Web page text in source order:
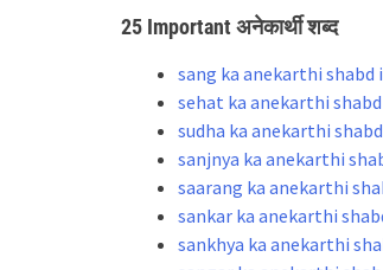
25 Important अनेकार्थी शब्द
sang ka anekarthi shabd
sehat ka anekarthi shabd
sudha ka anekarthi shabd
sanjnya ka anekarthi
saarang ka anekarthi
sankar ka anekarthi
sankhya ka anekarthi